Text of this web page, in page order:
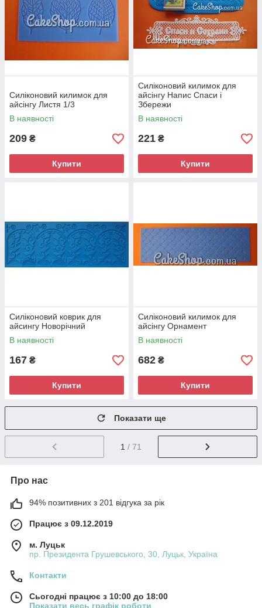
Силіконовий килимок для
айсінгу Листя 1/3
В наявності
209 ₴
Купити
Силіконовий килимок для
айсінгу Напис Спаси і
Збережи
В наявності
221 ₴
Купити
Силіконовий коврик для
айсингу Новорічний
В наявності
167 ₴
Купити
Силіконовий килимок для
айсінгу Орнамент
В наявності
682 ₴
Купити
Показати ще
1 / 71
Про нас
94% позитивних з 201 відгука за рік
Працює з 09.12.2019
м. Луцьк
пр. Президента Грушевського, 30, Луцьк, Україна
Контакти
Сьогодні працює з 10:00 до 18:00
Показати весь графік роботи